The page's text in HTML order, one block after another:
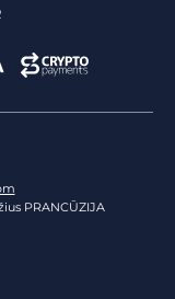
PRANCŪZIJA